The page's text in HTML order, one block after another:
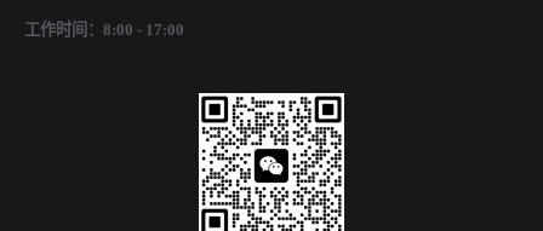
工作时间：8:00 - 17:00